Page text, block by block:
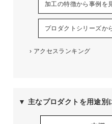
加工の特徴から事例を
プロダクトシリーズか
› アクセスランキング
▼ 主なプロダクトを用途別